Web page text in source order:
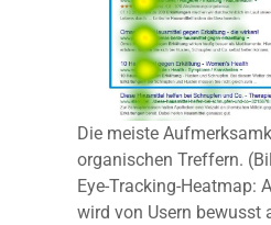
Die meiste
organischen Treffern.
Eye-Tracking-Heatmap:
wird von Usern bewusst